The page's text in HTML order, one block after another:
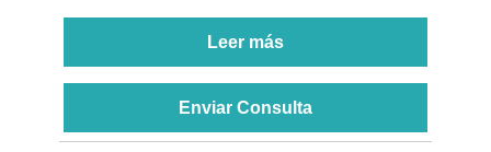
Leer más
Enviar Consulta